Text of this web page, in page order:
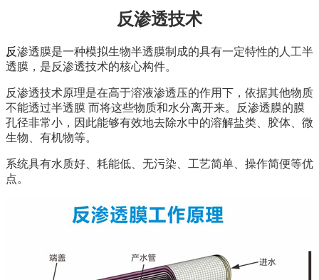
反渗透技术
反渗透膜是一种模拟生物半透膜制成的具有一定特性的人工半
透膜，是反渗透技术的核心构件。
反渗透技术原理是在高于溶液渗透压的作用下，依据其他物质
不能透过半透膜 而将这些物质和水分离开来。反渗透膜的膜
孔径非常小，因此能够有效地去除水中的溶解盐类、胶体、微
生物、有机物等。
系统具有水质好、耗能低、无污染、工艺简单、操作简便等优
点。